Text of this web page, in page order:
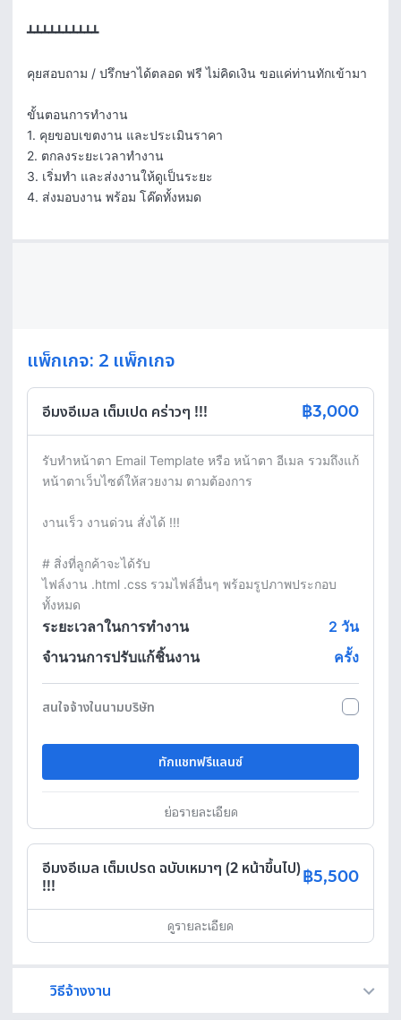
┻┻┻┻┻┻┻┻┻┻
คุยสอบถาม / ปรึกษาได้ตลอด ฟรี ไม่คิดเงิน ขอแค่ท่านทักเข้ามา
ขั้นตอนการทำงาน
1. คุยขอบเขตงาน และประเมินราคา
2. ตกลงระยะเวลาทำงาน
3. เริ่มทำ และส่งงานให้ดูเป็นระยะ
4. ส่งมอบงาน พร้อม โค๊ดทั้งหมด
แพ็กเกจ: 2 แพ็กเกจ
อีมงอีเมล เต็มเปด คร่าวๆ !!! ฿3,000
รับทำหน้าตา Email Template หรือ หน้าตา อีเมล รวมถึงแก้
หน้าตาเว็บไซต์ให้สวยงาม ตามต้องการ
งานเร็ว งานด่วน สั่งได้ !!!
# สิ่งที่ลูกค้าจะได้รับ
ไฟล์งาน .html .css รวมไฟล์อื่นๆ พร้อมรูปภาพประกอบ
ทั้งหมด
ระยะเวลาในการทำงาน 2 วัน
จำนวนการปรับแก้ชิ้นงาน
ครั้ง
สนใจจ้างในนามบริษัท
ทักแชทฟรีแลนซ์
ย่อรายละเอียด
อีมงอีเมล เต็มเปรด ฉบับเหมาๆ (2 หน้าขึ้นไป)
!!!
฿5,500
ดูรายละเอียด
วิธีจ้างงาน